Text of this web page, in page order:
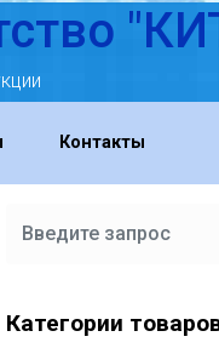
Контакты
Категории